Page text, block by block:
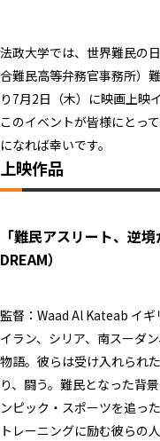
法政大学では、世界難民の
合難民高等弁務官事務所）
り7月2日（木）に映画上映
このイベントが皆様にとっ
になれば幸いです。
上映作品
「難民アスリート、逆境
DREAM）
監督：Waad Al Kateab イ
イラン、シリア、南スーダ
物語。彼らは受け入れられ
り、闘う。難民となった背
ンピック・スポーツを追っ
トレーニングに励む彼らの